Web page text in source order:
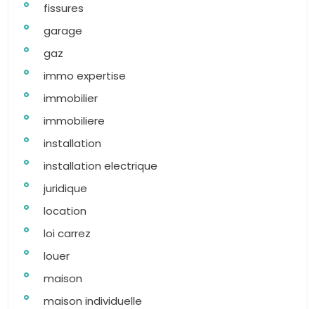
fissures
garage
gaz
immo expertise
immobilier
immobiliere
installation
installation electrique
juridique
location
loi carrez
louer
maison
maison individuelle